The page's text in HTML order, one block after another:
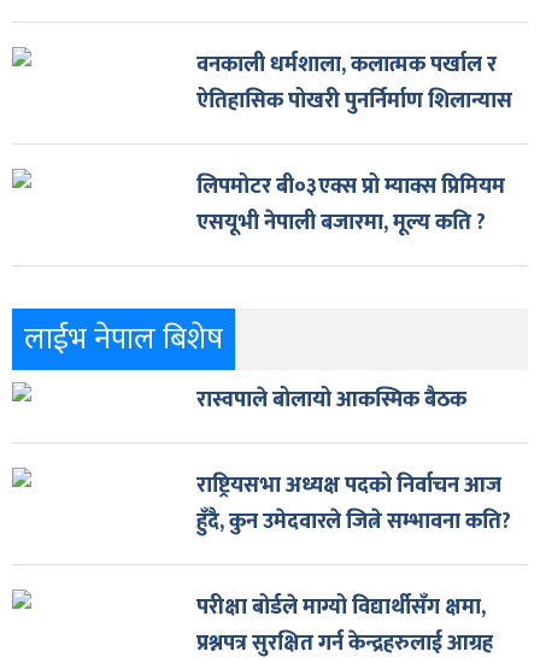
वनकाली धर्मशाला, कलात्मक पर्खाल र
ऐतिहासिक पोखरी पुनर्निर्माण शिलान्यास
लिपमोटर बी०३एक्स प्रो म्याक्स प्रिमियम
एसयूभी नेपाली बजारमा, मूल्य कति ?
लाईभ नेपाल बिशेष
रास्वपाले बोलायो आकस्मिक बैठक
राष्ट्रियसभा अध्यक्ष पदको निर्वाचन आज
हुँदै, कुन उमेदवारले जित्ने सम्भावना कति?
परीक्षा बोर्डले माग्यो विद्यार्थीसँग क्षमा,
प्रश्नपत्र सुरक्षित गर्न केन्द्रहरुलाई आग्रह